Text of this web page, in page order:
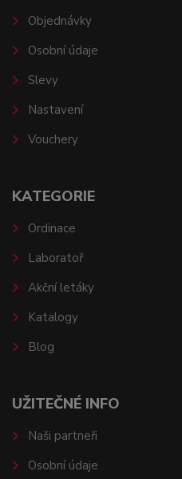
Objednávky
Osobní údaje
Slevy
Nastavení
Vouchery
KATEGORIE
Ordinace
Laboratoř
Akční letáky
Katalogy
Blog
UŽITEČNÉ INFO
Naši partneři
Osobní údaje